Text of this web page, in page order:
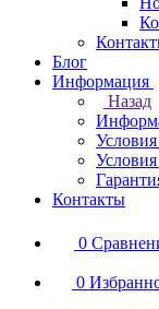
Блог
Информация
Назад
Контакты
0
0